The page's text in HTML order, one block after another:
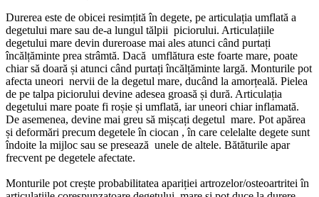
Durerea este de obicei resimțită în degete, pe articulația umflată a
degetului mare sau de-a lungul tălpii piciorului. Articulațiile
degetului mare devin dureroase mai ales atunci când purtați
încălțăminte prea strâmtă. Dacă umflătura este foarte mare, poate
chiar să doară și atunci când purtați încălțăminte largă. Monturile pot
afecta uneori nervii de la degetul mare, ducând la amorțeală. Pielea
de pe talpa piciorului devine adesea groasă și dură. Articulația
degetului mare poate fi roșie și umflată, iar uneori chiar inflamată.
De asemenea, devine mai greu să mișcați degetul mare. Pot apărea
și deformări precum degetele în ciocan , în care celelalte degete sunt
îndoite la mijloc sau se presează unele de altele. Bătăturile apar
frecvent pe degetele afectate.
Monturile pot crește probabilitatea apariției artrozelor/osteoartritei în